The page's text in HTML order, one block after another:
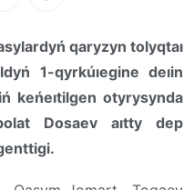
qaryzyn tolyqtaı
1-qyrkúıegine deıin
keńeıtilgen otyrysynda
Dosaev aıtty dep